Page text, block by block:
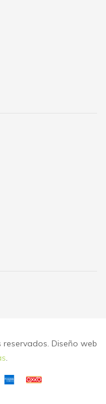
Diseño web
.